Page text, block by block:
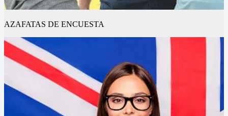
AZAFATAS DE ENCUESTA